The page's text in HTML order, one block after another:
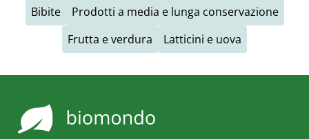
Bibite
Prodotti a media e lunga conservazione
Frutta e verdura
Latticini e uova